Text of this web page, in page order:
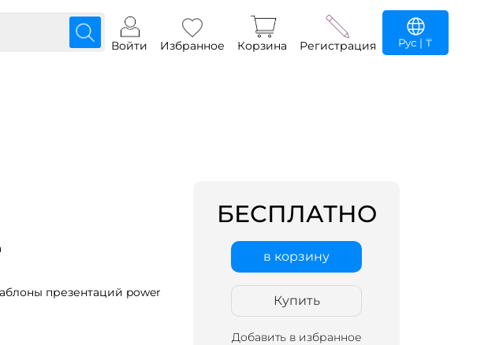
Войти Избранное Корзина Регистрация Рус | ₸
презентаций power
БЕСПЛАТНО
в корзину
Купить
Добавить в избранное